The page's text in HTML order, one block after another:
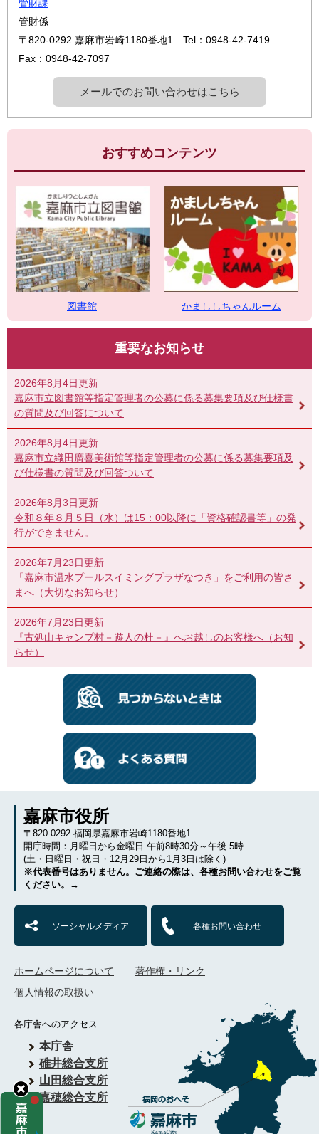
管財課
管財係
〒820-0292 嘉麻市岩崎1180番地1
Tel：0948-42-7419
Fax：0948-42-7097
メールでのお問い合わせはこちら
おすすめコンテンツ
図書館 かまししちゃんルーム
重要なお知らせ
2026年8月4日更新
嘉麻市立図書館等指定管理者の公募に係る募集要項及び仕様書
の質問及び回答について
2026年8月4日更新
嘉麻市立織田廣喜美術館等指定管理者の公募に係る募集要項及
び仕様書の質問及び回答ついて
2026年8月3日更新
令和８年８月５日（水）は15：00以降に「資格確認書等」の発
行ができません。
2026年7月23日更新
「嘉麻市温水プールスイミングプラザなつき」をご利用の皆さ
まへ（大切なお知らせ）
2026年7月23日更新
『古処山キャンプ村－遊人の杜－』へお越しのお客様へ（お知
らせ）
嘉麻市役所
〒820-0292 福岡県嘉麻市岩崎1180番地1
開庁時間：月曜日から金曜日 午前8時30分～午後 5時
(土・日曜日・祝日・12月29日から1月3日は除く)
※代表番号はありません。ご連絡の際は、各種お問い合わせをご覧
ください。→
ソーシャルメディア 各種お問い合わせ
各庁舎へのアクセス
本庁舎
碓井総合支所
山田総合支所
嘉穂総合支所
ホームページについて
著作権・リンク
個人情報の取扱い